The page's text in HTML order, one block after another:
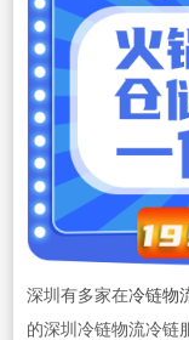
深圳有多家在冷链物
的深圳冷链物流冷链